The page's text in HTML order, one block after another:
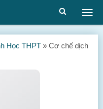
Học THPT » Cơ chế dịch